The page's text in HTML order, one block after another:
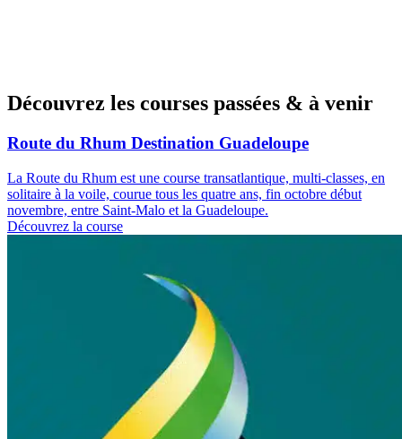
Découvrez les courses passées & à venir
Route du Rhum Destination Guadeloupe
La Route du Rhum est une course transatlantique, multi-classes, en
solitaire à la voile, courue tous les quatre ans, fin octobre début
novembre, entre Saint-Malo et la Guadeloupe.
Découvrez la course